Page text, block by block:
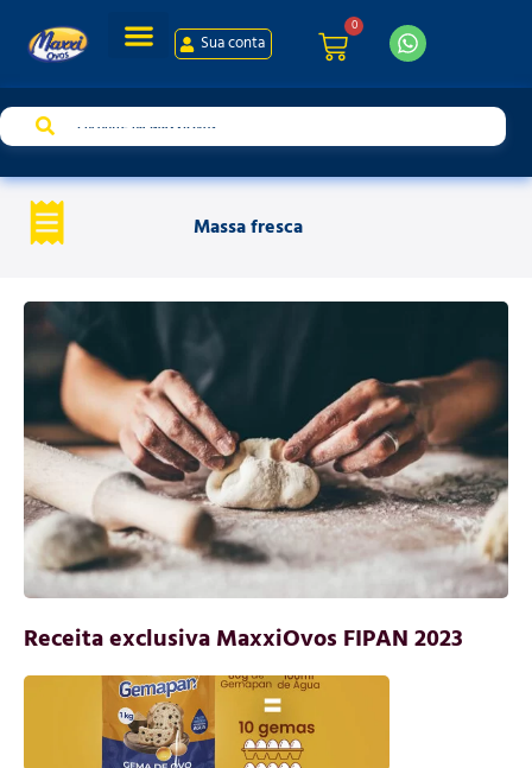
Sua conta
0
Massa fresca
Receita exclusiva MaxxiOvos FIPAN 2023